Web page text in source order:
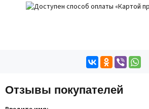
Отзывы покупателей